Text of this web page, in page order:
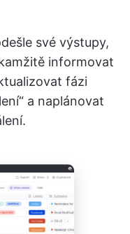
své výstupy,
informovat
fázi
a naplánovat